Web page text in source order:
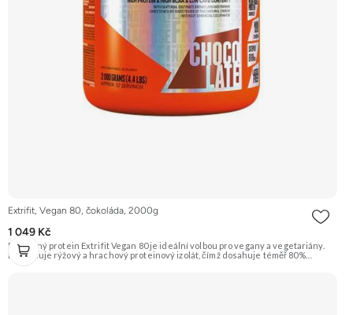
Extrifit, Vegan 80, čokoláda, 2000g
1 049 Kč
Rostlinný protein Extrifit Vegan 80 je ideální volbou pro vegany a vegetariány.
Kombinuje rýžový a hrachový proteinový izolát, čímž dosahuje téměř 80%